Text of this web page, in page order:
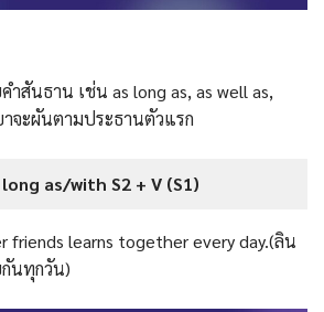
ำสันธาน เช่น as long as, as well as,
จะผันตามประธานตัวแรก
long as/with S2 + V (S1)
friends learns together every day.(ลิน
นทุกวัน)